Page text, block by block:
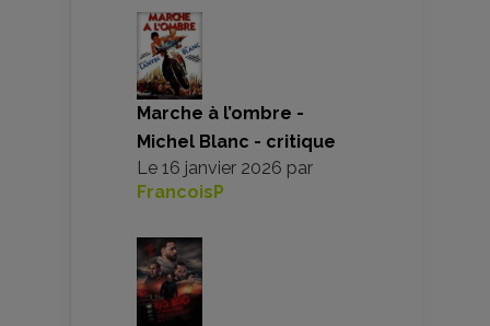
Marche à l’ombre -
Michel Blanc - critique
Le 16 janvier 2026 par
FrancoisP